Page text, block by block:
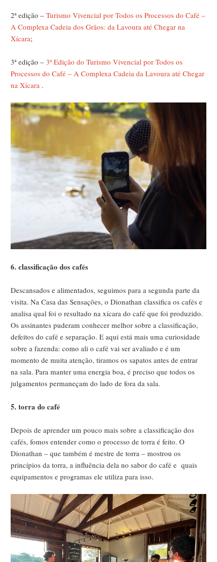
2ª edição –Turismo Vivencial por Todos os Processos do Café –
A Complexa Cadeia dos Grãos: da Lavoura até Chegar na
Xícara;
3ª edição – 3ª Edição do Turismo Vivencial por Todos os
Processos do Café – A Complexa Cadeia da Lavoura até Chegar
na Xícara .
6. classificação dos cafés
Descansados e alimentados, seguimos para a segunda parte da
visita. Na Casa das Sensações, o Dionathan classifica os cafés e
analisa qual foi o resultado na xícara do café que foi produzido.
Os assinantes puderam conhecer melhor sobre a classificação,
defeitos do café e separação. E aqui está mais uma curiosidade
sobre a fazenda: como ali o café vai ser avaliado e é um
momento de muita atenção, tiramos os sapatos antes de entrar
na sala. Para manter uma energia boa, é preciso que todos os
julgamentos permaneçam do lado de fora da sala.
5. torra do café
Depois de aprender um pouco mais sobre a classificação dos
cafés, fomos entender como o processo de torra é feito. O
Dionathan – que também é mestre de torra – mostrou os
princípios da torra, a influência dela no sabor do café e quais
equipamentos e programas ele utiliza para isso.